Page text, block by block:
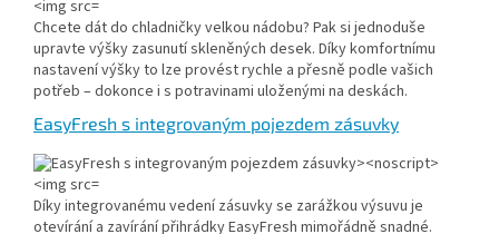
Chcete dát do chladničky velkou nádobu? Pak si jednoduše
upravte výšky zasunutí skleněných desek. Díky komfortnímu
nastavení výšky to lze provést rychle a přesně podle vašich
potřeb – dokonce i s potravinami uloženými na deskách.
EasyFresh s integrovaným pojezdem zásuvky
Díky integrovanému vedení zásuvky se zarážkou výsuvu je
otevírání a zavírání přihrádky EasyFresh mimořádně snadné.